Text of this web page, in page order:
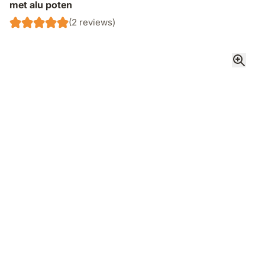
met alu poten
(2 reviews)